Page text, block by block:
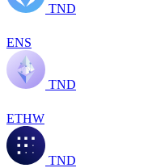
TND
ENS
TND
ETHW
TND